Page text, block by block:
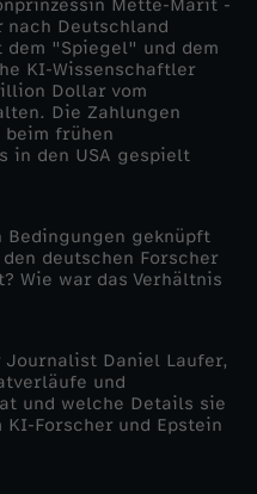
Mette-Marit -
nach Deutschland
"Spiegel" und dem
KI-Wissenschaftler
Dollar vom
Die Zahlungen
beim frühen
in den USA gespielt
Bedingungen geknüpft
deutschen Forscher
Wie war das Verhältnis
Journalist Daniel Laufer,
und
und welche Details sie
KI-Forscher und Epstein